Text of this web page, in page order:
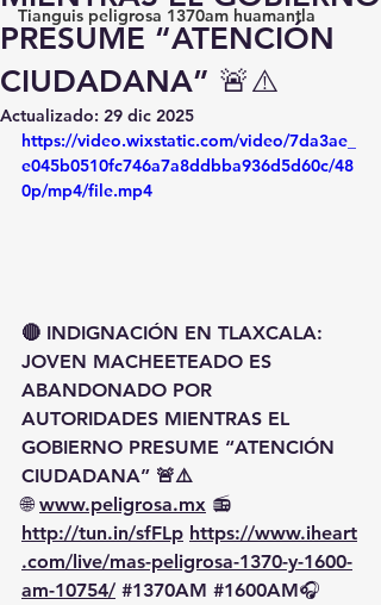
Tianguis peligrosa 1370am huamantla
PRESUME “ATENCIÓN
CIUDADANA” 🚨⚠️
Actualizado: 29 dic 2025
https://video.wixstatic.com/video/7da3ae_
e045b0510fc746a7a8ddbba936d5d60c/48
0p/mp4/file.mp4
🔴 INDIGNACIÓN EN TLAXCALA:
JOVEN MACHEETEADO ES
ABANDONADO POR
AUTORIDADES MIENTRAS EL
GOBIERNO PRESUME “ATENCIÓN
CIUDADANA” 🚨⚠️
🌐 www.peligrosa.mx 📻
http://tun.in/sfFLp https://www.iheart
.com/live/mas-peligrosa-1370-y-1600-
am-10754/ #1370AM #1600AM🎧